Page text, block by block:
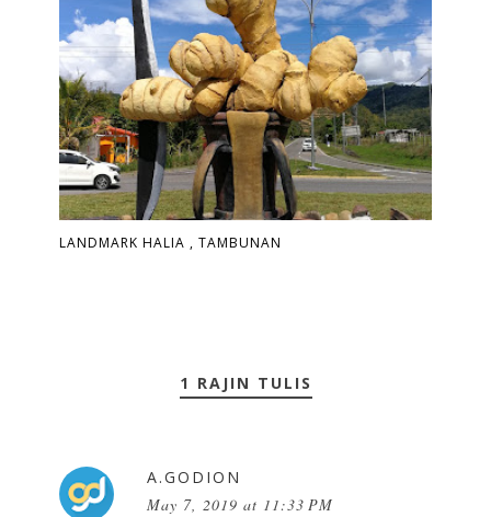
LANDMARK HALIA , TAMBUNAN
1 RAJIN TULIS
A.GODION
May 7, 2019 at 11:33 PM